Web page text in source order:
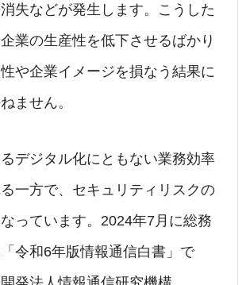
失などが発生します。こうした
業の生産性を低下させるばかり
や企業イメージを損なう結果に
ません。
デジタル化にともない業務効率
一方で、セキュリティリスクの
っています。2024年7月に総務
令和6年版情報通信白書」で